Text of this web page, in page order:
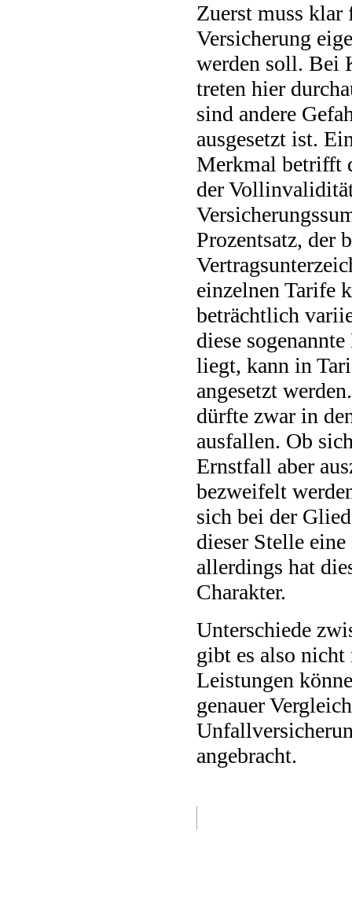
Zuerst muss klar
Versicherung
werden soll. Bei
treten hier
sind andere
ausgesetzt ist.
Merkmal betrifft
der
Prozentsatz, der
einzelnen Tarife
beträchtlich
diese
liegt, kann in
angesetzt
dürfte zwar in
ausfallen. Ob
Ernstfall aber
bezweifelt
sich bei der
dieser Stelle
allerdings hat
Charakter.
Unterschiede
gibt es also
Leistungen
genauer
angebracht.